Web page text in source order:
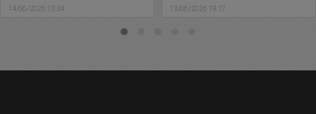
13/06/2026 19:17 13/06/2026 00:53